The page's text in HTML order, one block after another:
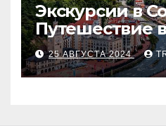
Экскурсии в
Путешествие
25 АВГУСТА 2024